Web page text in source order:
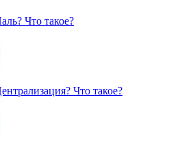
Что такое?
Что такое?